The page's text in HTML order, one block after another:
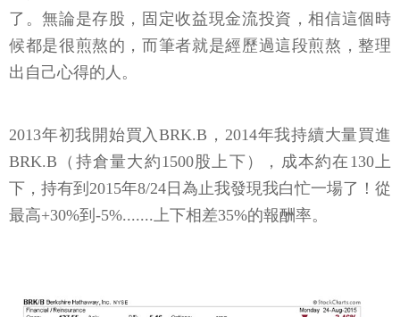
了。無論是存股，固定收益現金流投資，相信這個時
候都是很煎熬的，而筆者就是經歷過這段煎熬，整理
出自己心得的人。
2013年初我開始買入BRK.B，2014年我持續大量買進
BRK.B（持倉量大約1500股上下），成本約在130上
下，持有到2015年8/24日為止我發現我白忙一場了！從
最高+30%到-5%.......上下相差35%的報酬率。